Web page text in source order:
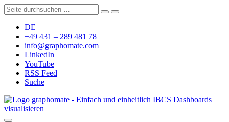
DE
+49 431 – 289 481 78
info@graphomate.com
LinkedIn
YouTube
RSS Feed
Suche
graphomate - Einfach und einheitlich IBCS Dashboards
visualisieren